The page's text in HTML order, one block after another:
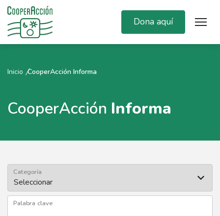
Dona aquí
Inicio CooperAcción Informa
CooperAcción Informa
Categoría
Palabra clave